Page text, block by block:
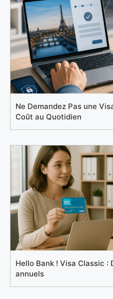
Ne Demandez Pas une
Coût au Quotidien
Hello Bank ! Visa Classic
annuels